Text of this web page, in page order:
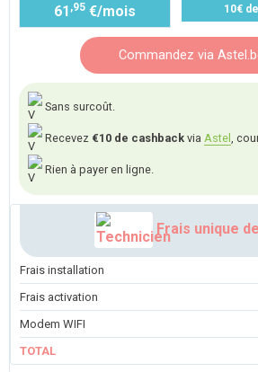
61 ,95 €/mois 10€
Commandez via
Sans surcoût.
Recevez €10 de cashback via Astel ,
Rien à payer en ligne.
Frais unique
Frais installation
Frais activation
Modem WIFI
TOTAL